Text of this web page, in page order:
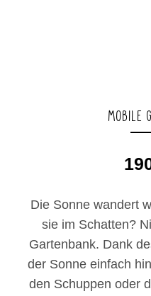
MOBILE
Die Sonne wandert
sie im Schatten?
Gartenbank. Dank
der Sonne einfach
den Schuppen oder